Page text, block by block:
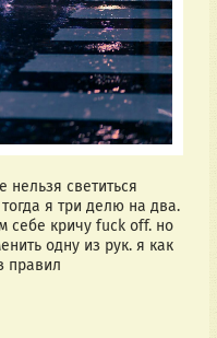
светиться
я три делю на два.
себе кричу fuck off. но
одну из рук. я как
правил